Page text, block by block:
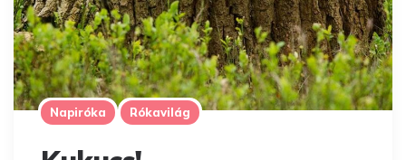
Napiróka Rókavilág